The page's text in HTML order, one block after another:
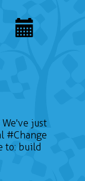
We've just
#Change
to: build